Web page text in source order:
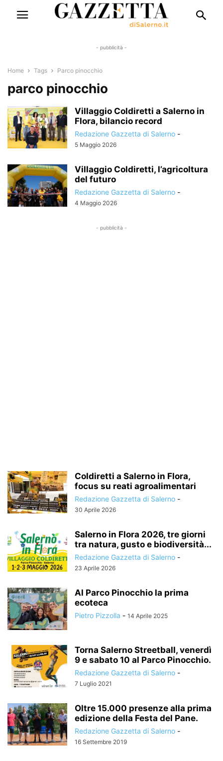
- pubblicità -
Home Tags Parco pinocchio
parco pinocchio
Villaggio Coldiretti a Salerno in
Flora, bilancio record
Redazione Gazzetta di Salerno -
5 Maggio 2026
Villaggio Coldiretti, l’agricoltura
del futuro
Redazione Gazzetta di Salerno -
4 Maggio 2026
- pubblicità -
Coldiretti a Salerno in Flora,
focus su reati agroalimentari
Redazione Gazzetta di Salerno -
30 Aprile 2026
Salerno in Flora 2026, tre giorni
tra natura, gusto e biodiversità...
Redazione Gazzetta di Salerno -
23 Aprile 2026
Al Parco Pinocchio la prima
ecoteca
Pietro Pizzolla - 14 Aprile 2025
Torna Salerno Streetball, venerdì
9 e sabato 10 al Parco Pinocchio.
Redazione Gazzetta di Salerno -
7 Luglio 2021
Oltre 15.000 presenze alla prima
edizione della Festa del Pane.
Redazione Gazzetta di Salerno -
16 Settembre 2019